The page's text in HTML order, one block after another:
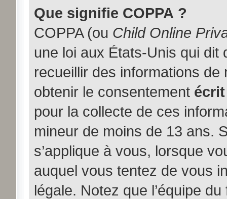
Que signifie COPPA ?
COPPA (ou Child Online
une loi aux États-Unis qui
recueillir des informations
obtenir le consentement écrit
pour la collecte de ces
mineur de moins de 13 ans.
s’applique à vous, lorsque
auquel vous tentez de vous
légale. Notez que l’équipe